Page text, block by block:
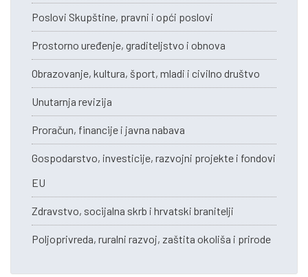
Poslovi Skupštine, pravni i opći poslovi
Prostorno uređenje, graditeljstvo i obnova
Obrazovanje, kultura, šport, mladi i civilno društvo
Unutarnja revizija
Proračun, financije i javna nabava
Gospodarstvo, investicije, razvojni projekte i fondovi
EU
Zdravstvo, socijalna skrb i hrvatski branitelji
Poljoprivreda, ruralni razvoj, zaštita okoliša i prirode